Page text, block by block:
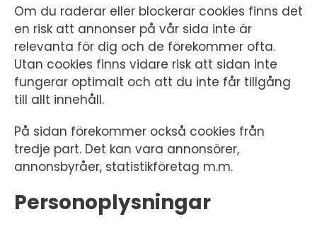
Om du raderar eller blockerar cookies finns det
en risk att annonser på vår sida inte är
relevanta för dig och de förekommer ofta.
Utan cookies finns vidare risk att sidan inte
fungerar optimalt och att du inte får tillgång
till allt innehåll.
På sidan förekommer också cookies från
tredje part. Det kan vara annonsörer,
annonsbyråer, statistikföretag m.m.
Personoplysningar